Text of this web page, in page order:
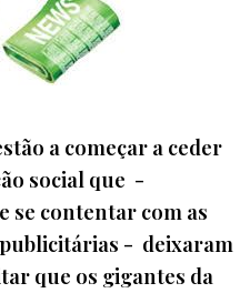
a começar a ceder
social que -
se contentar com as
publicitárias - deixaram
que os gigantes da